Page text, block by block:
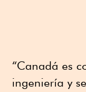
“Canadá es
ingeniería y